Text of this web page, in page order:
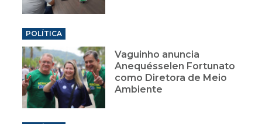
POLÍTICA
Vaguinho anuncia
Anequésselen Fortunato
como Diretora de Meio
Ambiente